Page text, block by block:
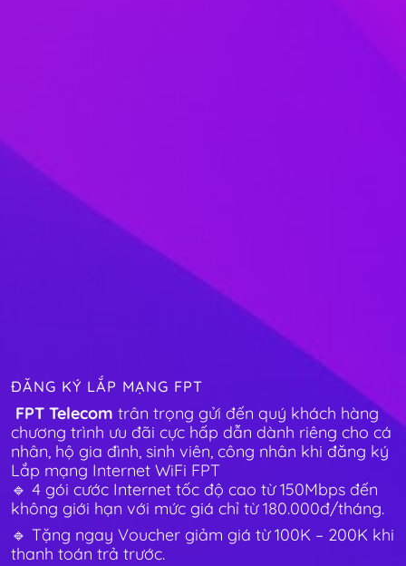
ĐĂNG KÝ LẮP MẠNG FPT
FPT Telecom trân trọng gửi đến quý khách hàng
chương trình ưu đãi cực hấp dẫn dành riêng cho cá
nhân, hộ gia đình, sinh viên, công nhân khi đăng ký
Lắp mạng Internet WiFi FPT
🔹 4 gói cước Internet tốc độ cao từ 150Mbps đến
không giới hạn với mức giá chỉ từ 180.000đ/tháng.
🔹 Tặng ngay Voucher giảm giá từ 100K – 200K khi
thanh toán trả trước.